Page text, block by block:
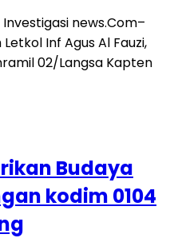
news.Com–
Inf Agus Al Fauzi,
02/Langsa Kapten
Budaya
kodim 0104